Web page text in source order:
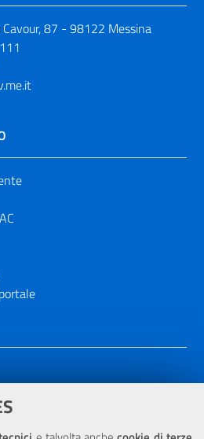
87 - 98122 Messina